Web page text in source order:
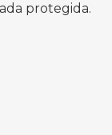
protegida.